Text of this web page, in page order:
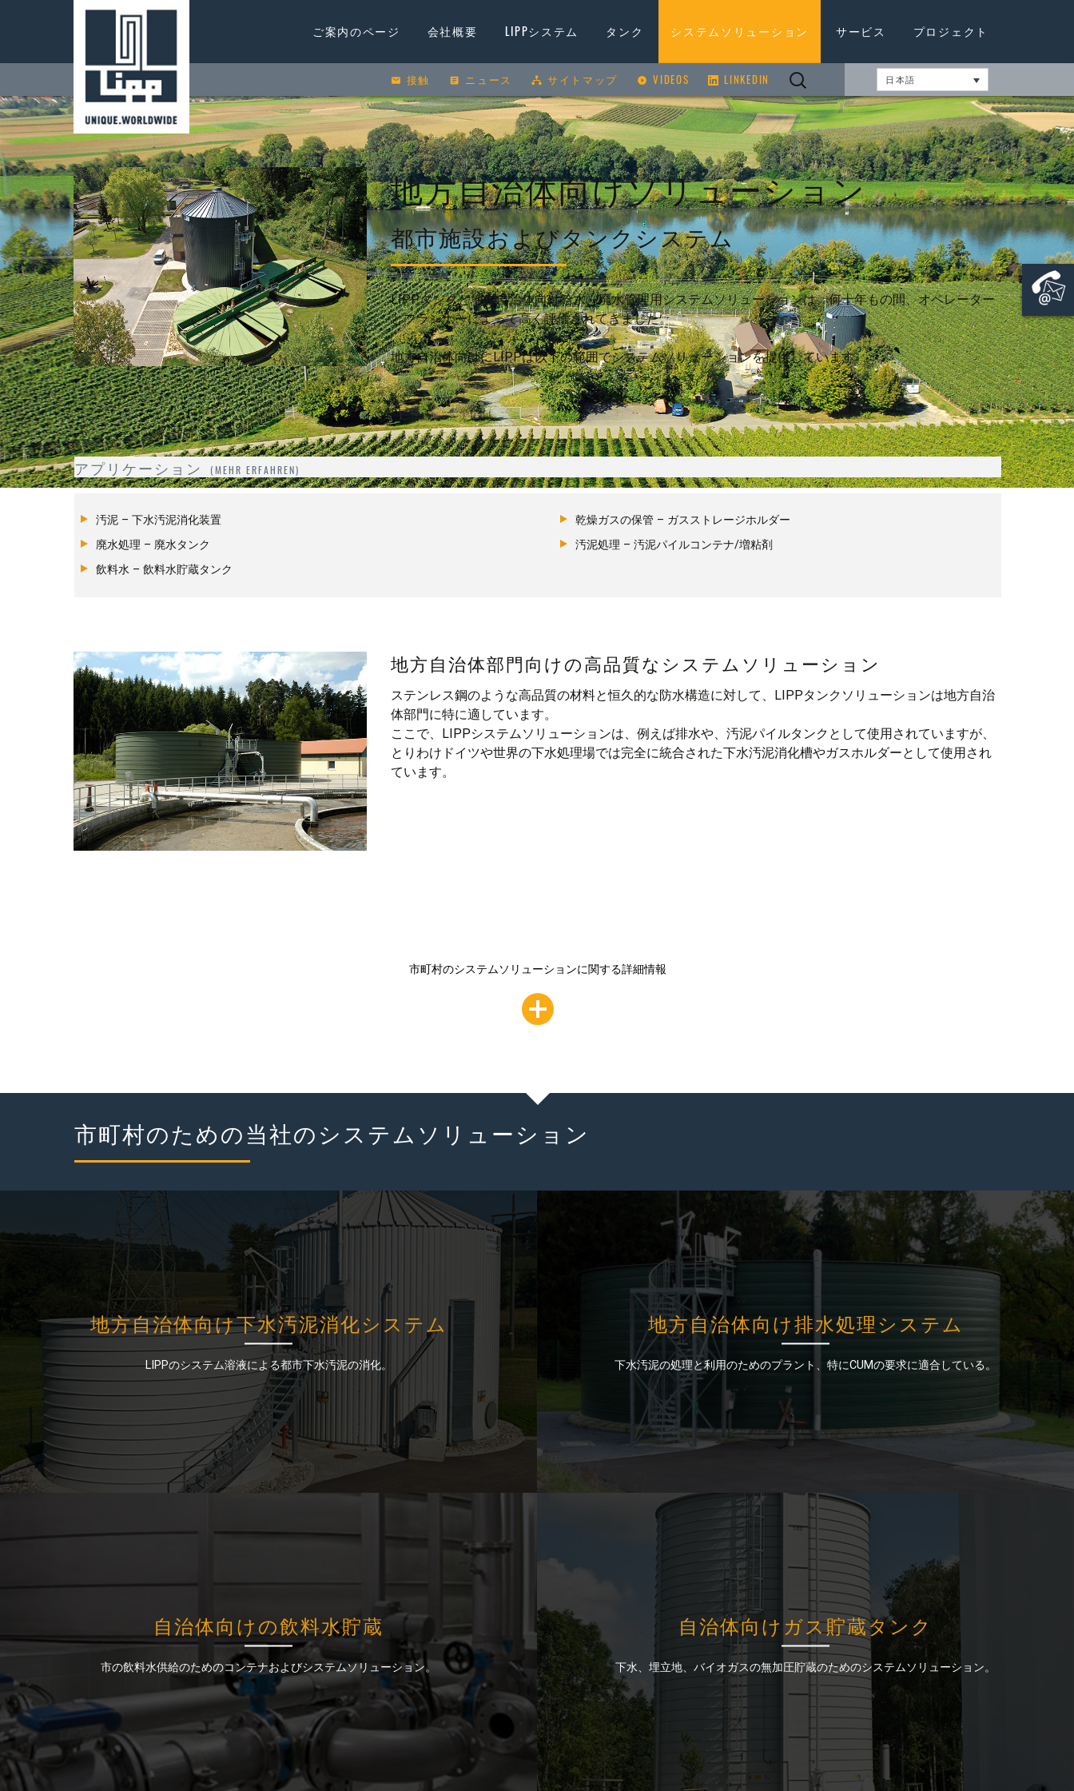
ご案内のページ
会社概要
パートナープログラム
LIPPシステム
LIPP®-二重折り曲げ工法
LIPP® 溶接技術
LIPP® の使用部材
LIPP® 製品カタログ
タンク
ユニバーサル発酵槽
ユニセントラルミックス発酵槽
ECO 発酵槽
二次発酵槽
液体肥料（消化液）タンク
ガスストレージ
貯蔵用サイロ
溶接タンク
飲料水タンク
バッファー貯蔵タンク
特殊タンクとサイロ
ルーフとカバー
エネルギー資源作物サイロ
システムソリューション
生産工場の廃水処理
生産工場プロセス水
産業界向け蓄熱タンク
大容量記憶装置
ガス貯蔵
地方自治体向けソリューション
地方自治体向け下水汚泥消化シス
地方自治体向け排水処理システム
自治体向けの飲料水貯蔵
自治体向けガス貯蔵タンク
農業界向け製品
液体肥料（消化液）タンク
農場での穀物貯蔵
農作物サイレージ
バイオガスプラント
サービス
の技術開発と建設
のサービスと検査
プロジェクト
接触
ニュース
ダウンロード
ビデオ
コ
ン
へ
ス
キ
ッ
プ
ご案内のページ 会社概要
沿革
受賞歴
パートナープログラム
LIPPシステム
LIPP®-二重折り曲げ工法
LIPP® 溶接技術
LIPP® の使用部材
LIPP® 製品カタログ
タンク
液体貯蔵タンク
発酵槽
KOMBIO®
ユニバーサル発酵槽
ユニセントラルミックス発
酵槽
ECO 発酵槽
二次発酵槽
液体肥料（消化液）タンク
ガスストレージ
貯蔵用サイロ
溶接タンク
飲料水タンク
バッファー貯蔵タンク
特殊タンクとサイロ
ルーフとカバー
エネルギー資源作物サイロ
コンテナ改修
システムソリューション
生産工
生産工
産業界
大容量
ガス貯蔵
地方自治体向けソリューシ
ョン 地方自
化シス
地方自
ステム
自治体
自治体
農業界向け製品
バイオ
液体肥
農場で
農作物
バイオガスプラント
サービス
の協議と販売
の技術開発と建設
のサービスと検査
プロジェクト
検
索:
接触
匿名通報センター
ニュース サイトマップ VIDEOS LINKEDIN 日本語
HOME>システムソリューション>地方自治体向けソリューション
地方自治体向けソリューション
都市施設およびタンクシステム
LIPPタンクと地方自治体向け給水、廃水管理用システムソリューションは、何十年もの間、オペレーター
とプランナーによって高く評価されてきました。
地方自治体向けにLIPPは以下の範囲でシステムソリューションを提供しています。
アプリケーション
汚泥 – 下水汚泥消化装置
廃水処理 – 廃水タンク
飲料水 – 飲料水貯蔵タンク
乾燥ガスの保管 – ガスストレージホルダー
汚泥処理 – 汚泥パイルコンテナ/増粘剤
地方自治体部門向けの高品質なシステムソリューション
ステンレス鋼のような高品質の材料と恒久的な防水構造に対して、LIPPタンクソリューションは地方自治
体部門に特に適しています。
ここで、LIPPシステムソリューションは、例えば排水や、汚泥パイルタンクとして使用されていますが、
とりわけドイツや世界の下水処理場では完全に統合された下水汚泥消化槽やガスホルダーとして使用され
ています。
市町村のシステムソリューションに関する詳細情報
市町村のための当社のシステムソリューション
地方自治体向け下水汚泥消化システム
LIPPのシステム溶液による都市下水汚泥の消化。
地方自治体向け下水汚泥消化システム
LIPPのシステム溶液による都市下水汚泥の消化。
地方自治体向け排水処理システム
下水汚泥の処理と利用のためのプラント、特にCUMの要求に適合している。
地方自治体向け排水処理システム
下水汚泥の処理と利用のためのプラント、特にCUMの要求に適合している。
自治体向けの飲料水貯蔵
市の飲料水供給のためのコンテナおよびシステムソリューション。
自治体向けの飲料水貯蔵
市の飲料水供給のためのコンテナおよびシステムソリューション。
自治体向けガス貯蔵タンク
下水、埋立地、バイオガスの無加圧貯蔵のためのシステムソリューション。
自治体向けガス貯蔵タンク
下水、埋立地、バイオガスの無加圧貯蔵のためのシステムソリューション。